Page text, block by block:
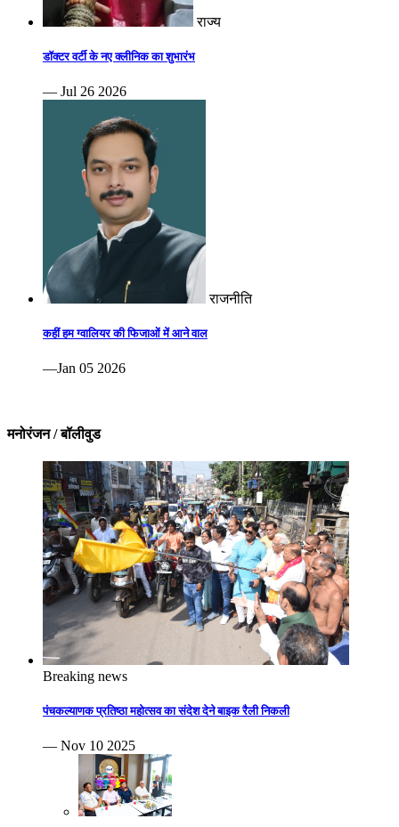
राज्य
डॉक्टर वर्टी के नए क्लीनिक का शुभारंभ
— Jul 26 2026
राजनीति
कहीं हम ग्वालियर की फिजाओं में आने वाल
—Jan 05 2026
मनोरंजन / बॉलीवुड
Breaking news
पंचकल्याणक प्रतिष्ठा महोत्सव का संदेश देने बाइक रैली निकली
— Nov 10 2025